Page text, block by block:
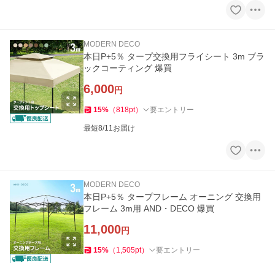
MODERN DECO
本日P+5％ タープ交換用フライシート 3m ブラ
ックコーティング 爆買
6,000円
15% （818pt） 要エントリー
最短8/11お届け
MODERN DECO
本日P+5％ タープフレーム オーニング 交換用
フレーム 3m用 AND・DECO 爆買
11,000円
15% （ 1,505pt） 要エントリー